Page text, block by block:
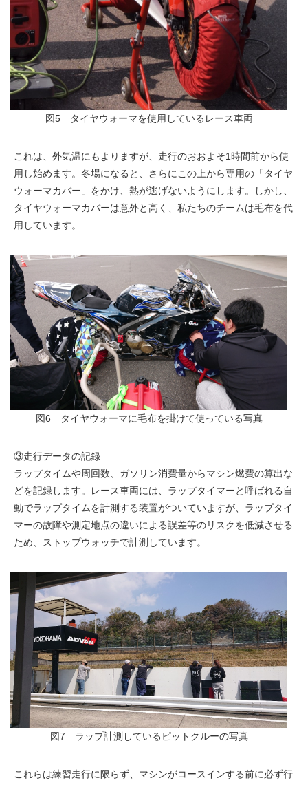
図5 タイヤウォーマを使用しているレース車両
これは、外気温にもよりますが、走行のおおよそ1時間前から使
用し始めます。冬場になると、さらにこの上から専用の「タイヤ
ウォーマカバー」をかけ、熱が逃げないようにします。しかし、
タイヤウォーマカバーは意外と高く、私たちのチームは毛布を代
用しています。
図6 タイヤウォーマに毛布を掛けて使っている写真
③走行データの記録
ラップタイムや周回数、ガソリン消費量からマシン燃費の算出な
どを記録します。レース車両には、ラップタイマーと呼ばれる自
動でラップタイムを計測する装置がついていますが、ラップタイ
マーの故障や測定地点の違いによる誤差等のリスクを低減させる
ため、ストップウォッチで計測しています。
図7 ラップ計測しているピットクルーの写真
これらは練習走行に限らず、マシンがコースインする前に必ず行